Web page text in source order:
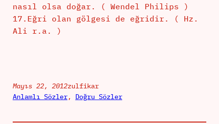
nasıl olsa doğar. ( Wendel Philips )
17.Eğri olan gölgesi de eğridir. ( Hz.
Ali r.a. )
Mayıs 22, 2012zulfikar
Anlamlı Sözler, Doğru Sözler